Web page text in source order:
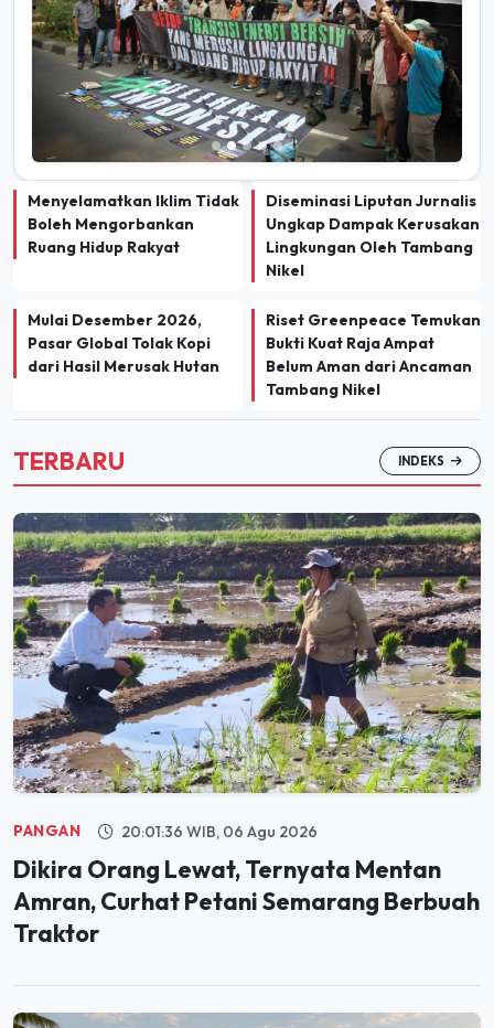
Menyelamatkan Iklim Tidak
Boleh Mengorbankan
Ruang Hidup Rakyat
Diseminasi Liputan Jurnalis
Ungkap Dampak Kerusakan
Lingkungan Oleh Tambang
Nikel
Mulai Desember 2026,
Pasar Global Tolak Kopi
dari Hasil Merusak Hutan
Riset Greenpeace Temukan
Bukti Kuat Raja Ampat
Belum Aman dari Ancaman
Tambang Nikel
TERBARU INDEKS
PANGAN 20:01:36 WIB, 06 Agu 2026
Dikira Orang Lewat, Ternyata Mentan
Amran, Curhat Petani Semarang Berbuah
Traktor